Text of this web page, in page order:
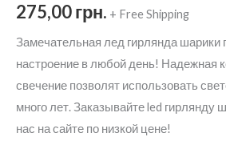
275,00грн. + Free Shipping
Замечательная лед гирлянда шарики
настроение в любой день! Надежная
свечение позволят использовать
много лет. Заказывайте led гирлянду
нас на сайте по низкой цене!